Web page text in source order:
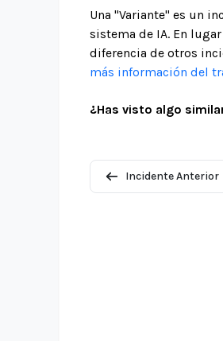
Una "Variante" es un
sistema de IA. En
diferencia de otros
más información del
¿Has visto algo
Incidente Anterior